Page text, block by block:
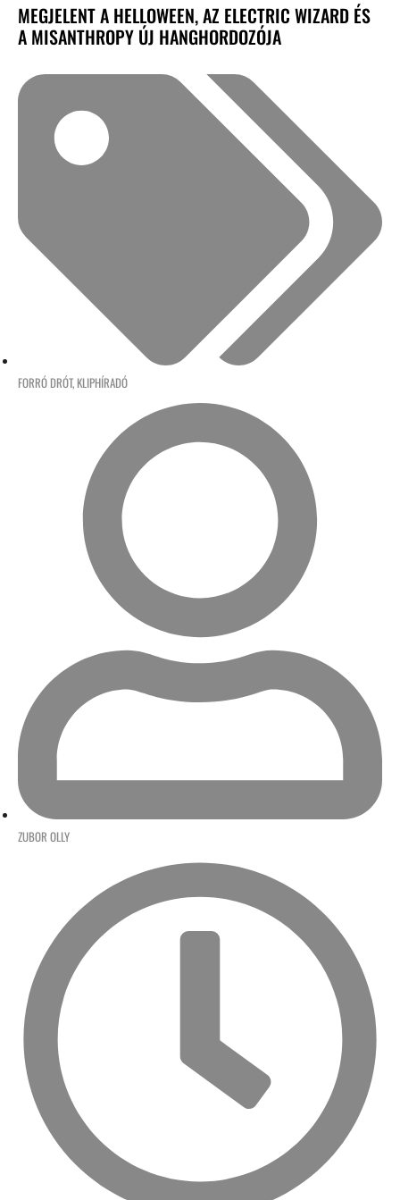
MEGJELENT A HELLOWEEN, AZ ELECTRIC WIZARD ÉS
A MISANTHROPY ÚJ HANGHORDOZÓJA
FORRÓ DRÓT, KLIPHÍRADÓ
ZUBOR OLLY